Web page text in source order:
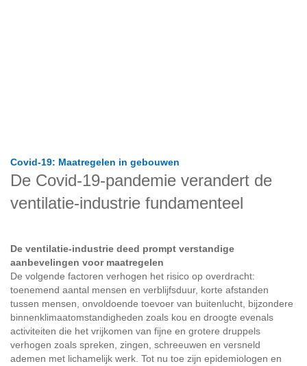
Covid-19: Maatregelen in gebouwen
De Covid-19-pandemie verandert de
ventilatie-industrie fundamenteel
De ventilatie-industrie deed prompt verstandige
aanbevelingen voor maatregelen
De volgende factoren verhogen het risico op overdracht:
toenemend aantal mensen en verblijfsduur, korte afstanden
tussen mensen, onvoldoende toevoer van buitenlucht, bijzondere
binnenklimaatomstandigheden zoals kou en droogte evenals
activiteiten die het vrijkomen van fijne en grotere druppels
verhogen zoals spreken, zingen, schreeuwen en versneld
ademen met lichamelijk werk. Tot nu toe zijn epidemiologen en